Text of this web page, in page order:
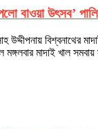
বাওয়া উৎসব’
বিশ্বনাথের
মাদাই খাল সমবায়